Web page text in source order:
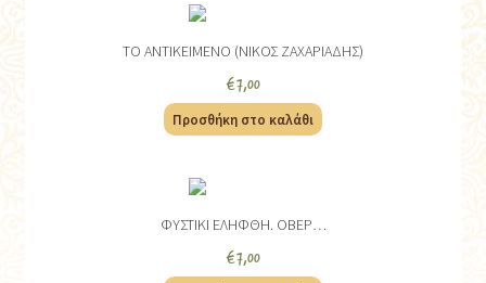
ΤΟ ΑΝΤΙΚΕΙΜΕΝΟ (ΝΙΚΟΣ ΖΑΧΑΡΙΑΔΗΣ)
€7,00
Προσθήκη στο καλάθι
ΦΥΣΤΙΚΙ ΕΛΗΦΘΗ. ΟΒΕΡ…
€7,00